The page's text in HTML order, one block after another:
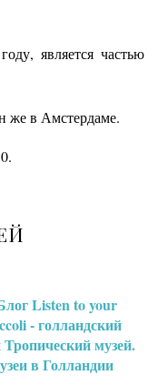
является частью
же в Амстердаме.